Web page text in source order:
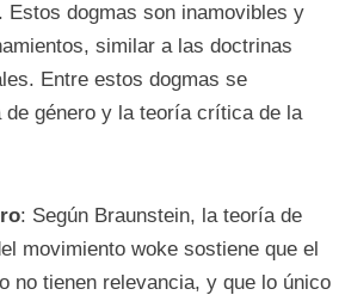
Estos dogmas son inamovibles y
similar a las doctrinas
Entre estos dogmas se
de género y la teoría crítica de la
: Según Braunstein, la teoría de
movimiento woke sostiene que el
no tienen relevancia, y que lo único